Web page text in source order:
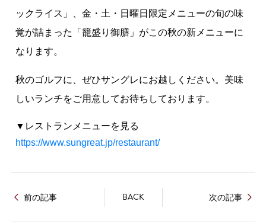
ックライス」、金・土・日曜日限定メニューの旬の味
覚が詰まった「籠盛り御膳」がこの秋の新メニューに
なります。
秋のゴルフに、ぜひサングレにお越しください。美味
しいランチをご用意してお待ちしております。
▼レストランメニューを見る
https://www.sungreat.jp/restaurant/
前の記事 BACK 次の記事